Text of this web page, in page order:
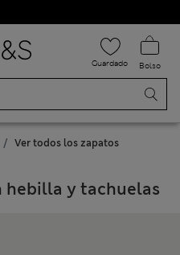
Guardado Bolso
Ver todos los zapatos
hebilla y tachuelas